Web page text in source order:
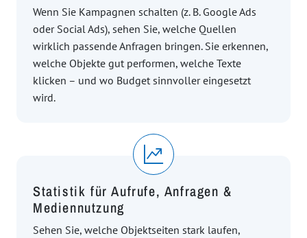
Wenn Sie Kampagnen schalten (z. B. Google Ads
oder Social Ads), sehen Sie, welche Quellen
wirklich passende Anfragen bringen. Sie erkennen,
welche Objekte gut performen, welche Texte
klicken – und wo Budget sinnvoller eingesetzt
wird.
Statistik für Aufrufe, Anfragen &
Mediennutzung
Sehen Sie, welche Objektseiten stark laufen,